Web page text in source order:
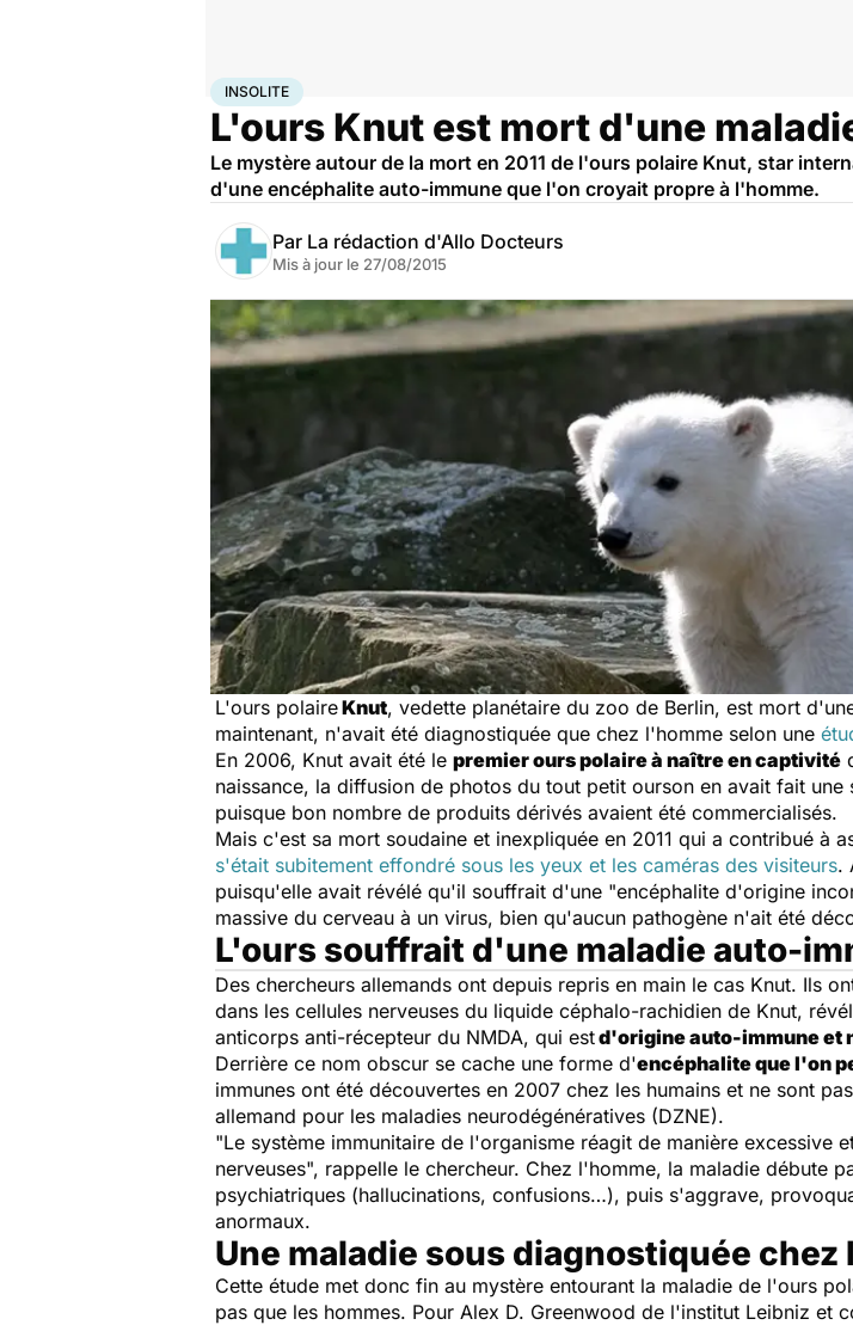
AccueilBien-être
INSOLITE
L'ours Knut est mort d'une
Le mystère autour de la mort en 2011 de l'ours polaire Knut, star
d'une encéphalite auto-immune que l'on croyait propre à l'homme.
Par La rédaction d'Allo Docteurs
Mis à jour le 27/08/2015
L'ours polaireKnut, vedette planétaire du zoo de Berlin, est mort
maintenant, n'avait été diagnostiquée que chez l'homme selon une
En 2006, Knut avait été le premier ours polaire à naître en captivité
naissance, la diffusion de photos du tout petit ourson en avait fait
puisque bon nombre de produits dérivés avaient été commercialisés.
Mais c'est sa mort soudaine et inexpliquée en 2011 qui a contribué à
s'était subitement effondré sous les yeux et les caméras des visiteurs.
puisqu'elle avait révélé qu'il souffrait d'une "encéphalite d'origine
massive du cerveau à un virus, bien qu'aucun pathogène n'ait été
L'ours souffrait d'une maladie auto-
Des chercheurs allemands ont depuis repris en main le cas Knut. Ils
dans les cellules nerveuses du liquide céphalo-rachidien de Knut,
anticorps anti-récepteur du NMDA, qui estd'origine auto-immune et
Derrière ce nom obscur se cache une forme d'encéphalite que l'on
immunes ont été découvertes en 2007 chez les humains et ne sont
allemand pour les maladies neurodégénératives (DZNE).
"Le système immunitaire de l'organisme réagit de manière excessive
nerveuses", rappelle le chercheur. Chez l'homme, la maladie débute
psychiatriques (hallucinations, confusions…), puis s'aggrave,
anormaux.
Une maladie sous diagnostiquée chez
Cette étude met donc fin au mystère entourant la maladie de l'ours
pas que les hommes. Pour Alex D. Greenwood de l'institut Leibniz et